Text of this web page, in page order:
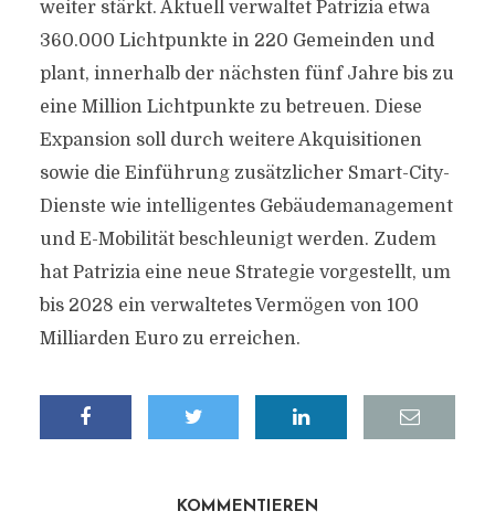
weiter stärkt. Aktuell verwaltet Patrizia etwa
360.000 Lichtpunkte in 220 Gemeinden und
plant, innerhalb der nächsten fünf Jahre bis zu
eine Million Lichtpunkte zu betreuen. Diese
Expansion soll durch weitere Akquisitionen
sowie die Einführung zusätzlicher Smart-City-
Dienste wie intelligentes Gebäudemanagement
und E-Mobilität beschleunigt werden. Zudem
hat Patrizia eine neue Strategie vorgestellt, um
bis 2028 ein verwaltetes Vermögen von 100
Milliarden Euro zu erreichen.
KOMMENTIEREN